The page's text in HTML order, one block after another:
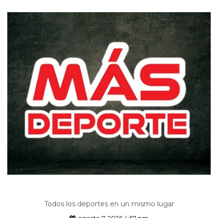
Todos los deportes en un mismo lugar